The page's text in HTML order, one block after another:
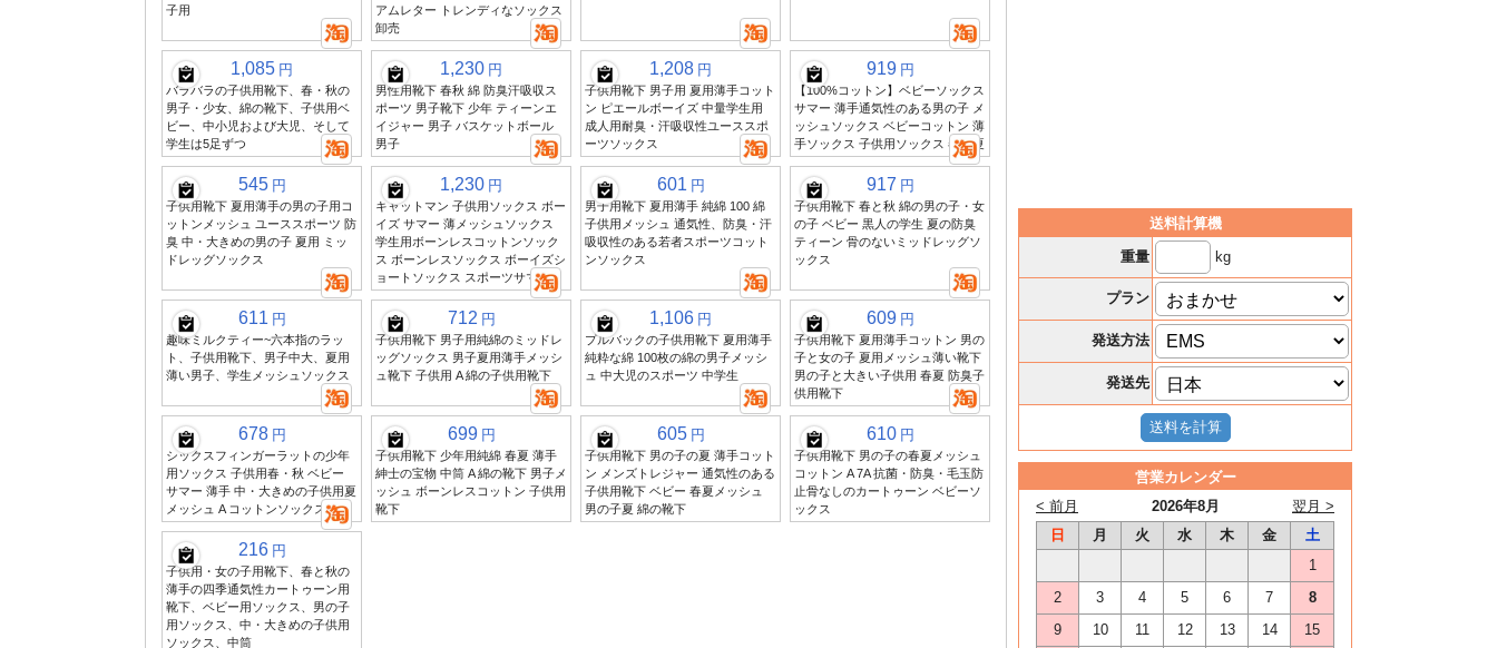
子用
アムレター トレンディなソックス
卸売
1,085 円
バラバラの子供用靴下、春・秋の
男子・少女、綿の靴下、子供用ベ
ビー、中小児および大児、そして
学生は5足ずつ
1,230 円
男性用靴下 春秋 綿 防臭汗吸収ス
ポーツ 男子靴下 少年 ティーンエ
イジャー 男子 バスケットボール
男子
1,208 円
子供用靴下 男子用 夏用薄手コット
ン ピエールボーイズ 中量学生用
成人用耐臭・汗吸収性ユーススポ
ーツソックス
919 円
【100%コットン】ベビーソックス
サマー 薄手通気性のある男の子 メ
ッシュソックス ベビーコットン 薄
手ソックス 子供用ソックス 春と夏
545 円
子供用靴下 夏用薄手の男の子用コ
ットンメッシュ ユーススポーツ 防
臭 中・大きめの男の子 夏用 ミッ
ドレッグソックス
1,230 円
キャットマン 子供用ソックス ボー
イズ サマー 薄メッシュソックス
学生用ボーンレスコットンソック
ス ボーンレスソックス ボーイズシ
ョートソックス スポーツサマー
601 円
男子用靴下 夏用薄手 純綿 100 綿
子供用メッシュ 通気性、防臭・汗
吸収性のある若者スポーツコット
ンソックス
917 円
子供用靴下 春と秋 綿の男の子・女
の子 ベビー 黒人の学生 夏の防臭
ティーン 骨のないミッドレッグソ
ックス
611 円
趣味ミルクティー~六本指のラッ
ト、子供用靴下、男子中大、夏用
薄い男子、学生メッシュソックス
712 円
子供用靴下 男子用純綿のミッドレ
ッグソックス 男子夏用薄手メッシ
ュ靴下 子供用 A 綿の子供用靴下
1,106 円
プルバックの子供用靴下 夏用薄手
純粋な綿 100枚の綿の男子メッシ
ュ 中大児のスポーツ 中学生
609 円
子供用靴下 夏用薄手コットン 男の
子と女の子 夏用メッシュ薄い靴下
男の子と大きい子供用 春夏 防臭子
供用靴下
678 円
シックスフィンガーラットの少年
用ソックス 子供用春・秋 ベビー
サマー 薄手 中・大きめの子供用夏
メッシュ A コットンソックス
699 円
子供用靴下 少年用純綿 春夏 薄手
紳士の宝物 中筒 A 綿の靴下 男子メ
ッシュ ボーンレスコットン 子供用
靴下
605 円
子供用靴下 男の子の夏 薄手コット
ン メンズトレジャー 通気性のある
子供用靴下 ベビー 春夏メッシュ
男の子夏 綿の靴下
610 円
子供用靴下 男の子の春夏メッシュ
コットン A 7A 抗菌・防臭・毛玉防
止骨なしのカートゥーン ベビーソ
ックス
216 円
子供用・女の子用靴下、春と秋の
薄手の四季通気性カートゥーン用
靴下、ベビー用ソックス、男の子
用ソックス、中・大きめの子供用
ソックス、中筒
送料計算機
重量
kg
プラン
発送方法
発送先
営業カレンダー
2026年8月
< 前月
翌月 >
日
月 火 水 木 金
土
1
2
3 4 5 6 7
8
9
10 11 12 13 14
15